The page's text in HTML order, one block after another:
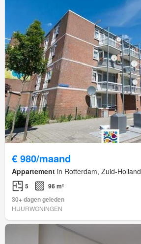
€ 980/maand
Appartement in Rotterdam, Zuid-Holland
5
96 m²
30+ dagen geleden
HUURWONINGEN